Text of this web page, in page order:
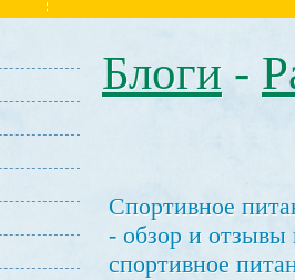
Блоги -
Спортивное
- обзор и отзывы
спортивное